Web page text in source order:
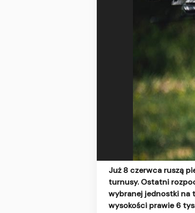
Już 8 czerwca ruszą
turnusy. Ostatni
wybranej jednostki na
wysokości prawie 6